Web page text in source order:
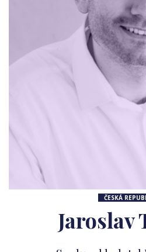
ČESKÁ
Jaroslav